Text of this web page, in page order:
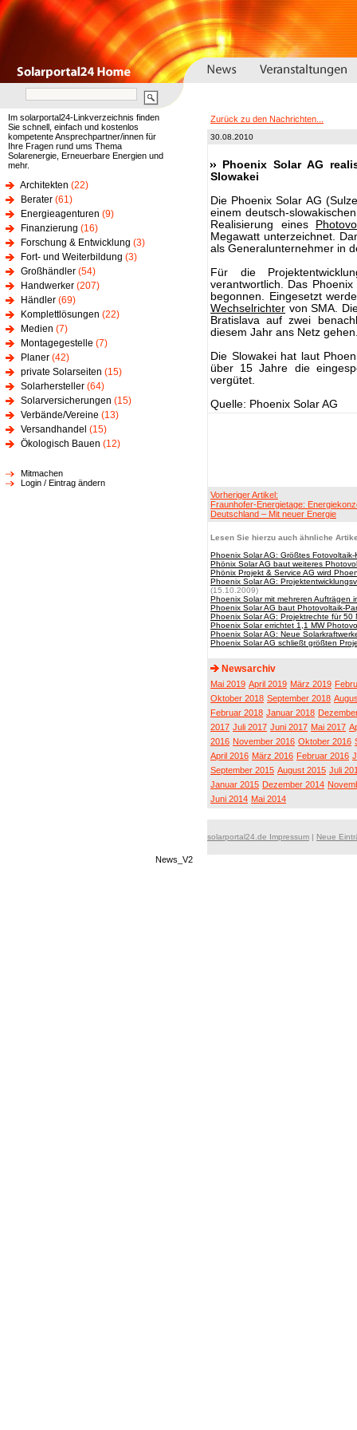
Im solarportal24-Linkverzeichnis finden
Sie schnell, einfach und kostenlos
kompetente Ansprechpartner/innen für
Ihre Fragen rund ums Thema
Solarenergie, Erneuerbare Energien und
mehr.
Architekten (22)
Berater (61)
Energieagenturen (9)
Finanzierung (16)
Forschung & Entwicklung (3)
Fort- und Weiterbildung (3)
Großhändler (54)
Handwerker (207)
Händler (69)
Komplettlösungen (22)
Medien (7)
Montagegestelle (7)
Planer (42)
private Solarseiten (15)
Solarhersteller (64)
Solarversicherungen (15)
Verbände/Vereine (13)
Versandhandel (15)
Ökologisch Bauen (12)
Mitmachen
Login / Eintrag ändern
Zurück zu den Nachrichten...
30.08.2010
Phoenix Solar AG
Slowakei
Die Phoenix Solar AG
einem deutsch-
Realisierung eines
Megawatt unterzeichnet.
als Generalunternehmer in
Für die
verantwortlich. Das
begonnen. Eingesetzt
Wechselrichter von SMA.
Bratislava auf zwei
diesem Jahr ans Netz
Die Slowakei hat laut
über 15 Jahre die
vergütet.
Quelle: Phoenix Solar AG
Vorheriger Artikel:
Fraunhofer-Energietage:
Deutschland – Mit neuer Energie
Lesen Sie hierzu auch ähnliche
Phoenix Solar AG: Größtes
Phönix Solar AG baut weiteres
Phönix Projekt & Service AG wird
Phoenix Solar AG:
(15.10.2009)
Phoenix Solar mit mehreren Aufträgen
Phoenix Solar AG baut Photovoltaik-
Phoenix Solar AG: Projektrechte für 50
Phoenix Solar errichtet 1,1 MW
Phoenix Solar AG: Neue
Phoenix Solar AG schließt größten
Newsarchiv
Mai 2019 April 2019 März 2019
Oktober 2018 September 2018
Februar 2018 Januar 2018
2017 Juli 2017 Juni 2017 Mai 2017
2016 November 2016 Oktober 2016
April 2016 März 2016 Februar 2016
September 2015 August 2015 Juli
Januar 2015 Dezember 2014
Juni 2014 Mai 2014
solarportal24.de Impressum | Neue
News_V2